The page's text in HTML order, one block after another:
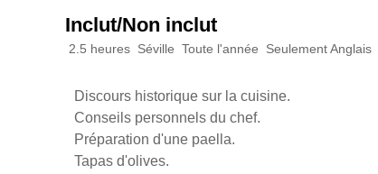
Inclut/Non inclut
2.5 heures Séville Toute l'année Seulement Anglais
Discours historique sur la cuisine.
Conseils personnels du chef.
Préparation d'une paella.
Tapas d'olives.